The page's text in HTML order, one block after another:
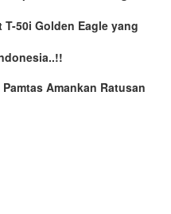
50i Golden Eagle yang
Amankan Ratusan